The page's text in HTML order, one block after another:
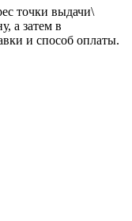
точки выдачи\
а затем в
и способ оплаты.